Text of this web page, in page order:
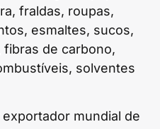
fraldas, roupas,
esmaltes, sucos,
fibras de carbono,
solventes
exportador mundial de